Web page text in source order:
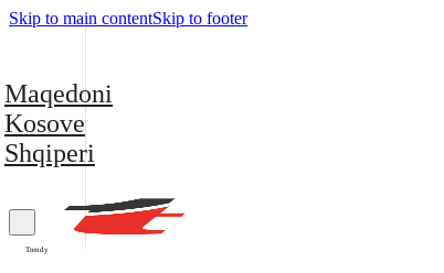
Skip to main contentSkip to footer
Maqedoni
Kosove
Shqiperi
Trendy